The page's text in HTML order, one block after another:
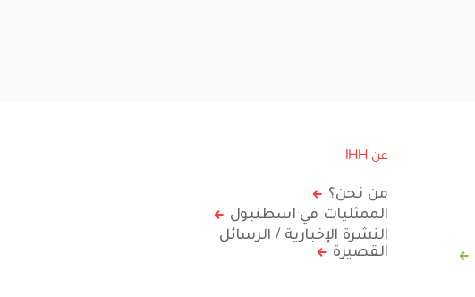
عن IHH
من نحن؟
الممثليات في اسطنبول
النشرة الإخبارية / الرسائل
القصيرة